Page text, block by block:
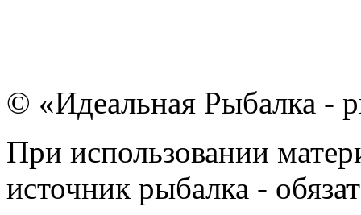
© «Идеальная Рыбалка -
При использовании
источник рыбалка -